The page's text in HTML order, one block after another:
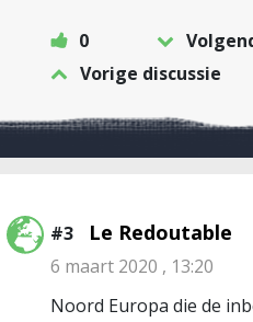
0
Vorige discussie
#3 Le Redoutable
6 maart 2020 , 13:20
Noord Europa die de